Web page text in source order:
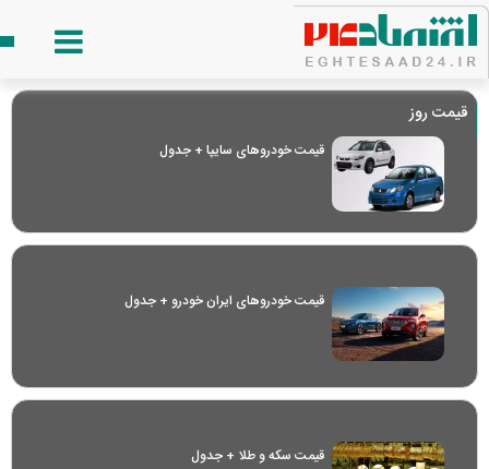
قیمت روز
قیمت خودرو‌های سایپا + جدول
قیمت خودرو‌های ایران خودرو + جدول
قیمت سکه و طلا + جدول